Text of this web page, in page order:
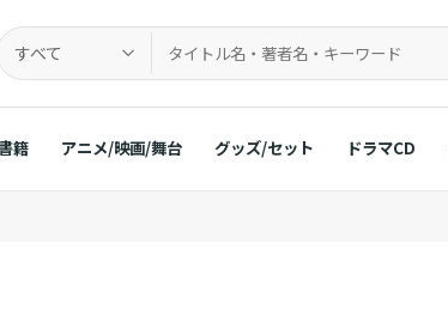
すべて
籍 アニメ/映画/舞台 グッズ/セット ドラマCD